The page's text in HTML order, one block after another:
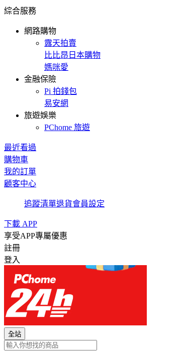
綜合服務
網路購物
露天拍賣
比比昂日本購物
媽咪愛
金融保險
Pi 拍錢包
易安網
旅遊娛樂
PChome 旅遊
最近看過
購物車
我的訂單
顧客中心
追蹤清單退貨會員設定
下載 APP
享受APP專屬優惠
註冊
登入
全站